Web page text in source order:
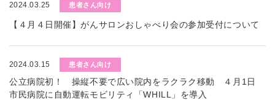
2024.03.25 患者さん向け
【４月４日開催】がんサロンおしゃべり会の参加受付について
2024.03.15 患者さん向け
公立病院初！ 操縦不要で広い院内をラクラク移動 ４月1日
市民病院に自動運転モビリティ「WHILL」を導入